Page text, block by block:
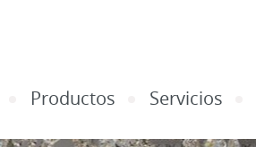
Productos Servicios